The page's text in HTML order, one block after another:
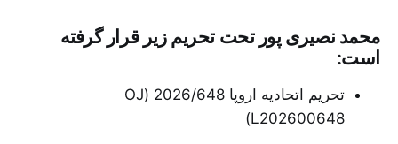
محمد نصیری پور تحت تحریم‌ زیر قرار گرفته
است:
تحریم اتحادیه اروپا 2026/648 (OJ
L202600648)